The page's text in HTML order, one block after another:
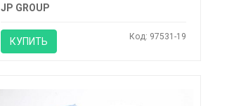
JP GROUP
КУПИТЬ Код: 97531-19